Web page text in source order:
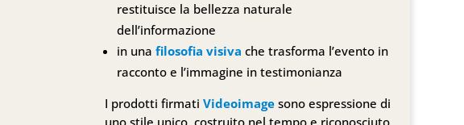
restituisce la bellezza naturale
dell’informazione
in una filosofia visiva che trasforma l’evento in
racconto e l’immagine in testimonianza
I prodotti firmati Videoimagesono espressione di